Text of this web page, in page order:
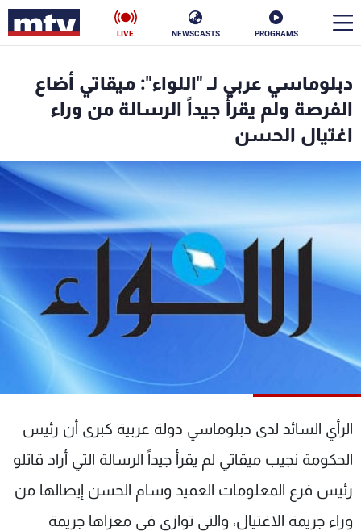
PROGRAMS
NEWSCASTS
LIVE
دبلوماسي عربي لـ "اللواء": ميقاتي أضاع
الفرصة ولم يقرأ جيداً الرسالة من وراء
اغتيال الحسن
الرأي السائد لدى دبلوماسي دولة عربية كبرى أن رئيس
الحكومة نجيب ميقاتي لم يقرأ جيداً الرسالة التي أراد قاتلو
رئيس فرع المعلومات العميد وسام الحسن إيصالها من
وراء جريمة الاغتيال، والتي توازي في مغزاها جريمة
الأخبار
سياسة
إقتصاد فن
منوعات رياضة
كأس العالم
البرامج
جدول البرامج
الترددات
عن MTV
الإنـتـاج
لاعلاناتكم
وظائف
تواصل معنا
شروط الإسـتخدام
سياسة الخصوصية